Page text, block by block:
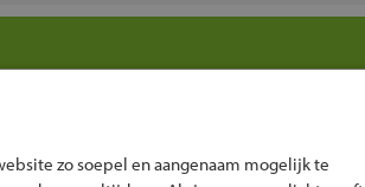
zo soepel en aangenaam mogelijk te